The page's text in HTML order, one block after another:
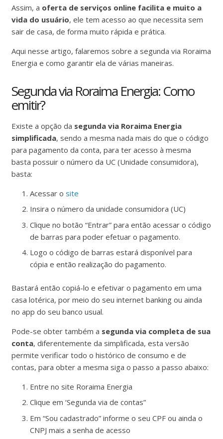
Assim, a oferta de serviços online facilita e muito a
vida do usuário, ele tem acesso ao que necessita sem
sair de casa, de forma muito rápida e prática.
Aqui nesse artigo, falaremos sobre a segunda via Roraima
Energia e como garantir ela de várias maneiras.
Segunda via Roraima Energia: Como
emitir?
Existe a opção da segunda via Roraima Energia
simplificada, sendo a mesma nada mais do que o código
para pagamento da conta, para ter acesso à mesma
basta possuir o número da UC (Unidade consumidora),
basta:
Acessar o site
Insira o número da unidade consumidora (UC)
Clique no botão “Entrar” para então acessar o código
de barras para poder efetuar o pagamento.
Logo o código de barras estará disponível para
cópia e então realização do pagamento.
Bastará então copiá-lo e efetivar o pagamento em uma
casa lotérica, por meio do seu internet banking ou ainda
no app do seu banco usual.
Pode-se obter também a segunda via completa de sua
conta, diferentemente da simplificada, esta versão
permite verificar todo o histórico de consumo e de
contas, para obter a mesma siga o passo a passo abaixo:
Entre no site Roraima Energia
Clique em ‘Segunda via de contas”
Em “Sou cadastrado” informe o seu CPF ou ainda o
CNPJ mais a senha de acesso